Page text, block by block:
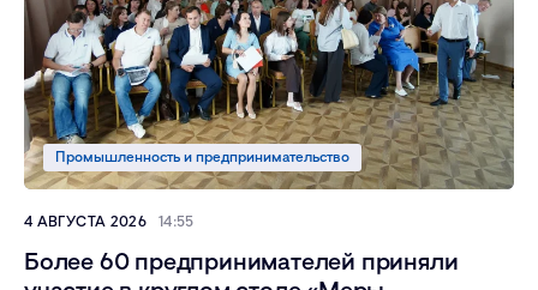
Более 60 предпринимателей приняли
Промышленность и предпринимательство
4 АВГУСТА 2026 14:55